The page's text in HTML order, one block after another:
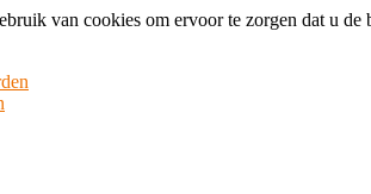
van cookies om ervoor te zorgen dat u